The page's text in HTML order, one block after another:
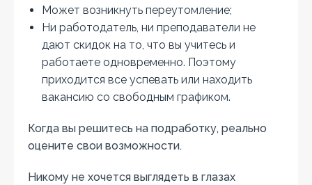
Может возникнуть переутомление;
Ни работодатель, ни преподаватели не
дают скидок на то, что вы учитесь и
работаете одновременно. Поэтому
приходится все успевать или находить
вакансию со свободным графиком.
Когда вы решитесь на подработку, реально
оцените свои возможности.
Никому не хочется выглядеть в глазах